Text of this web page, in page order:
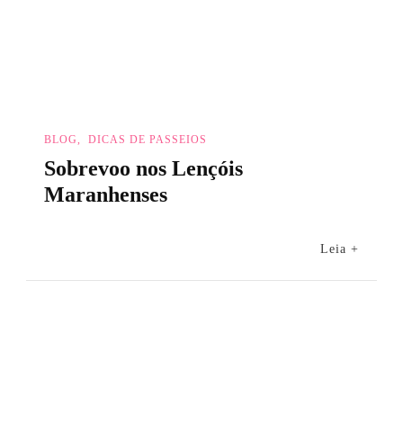
BLOG DICAS DE PASSEIOS
Sobrevoo nos Lençóis
Maranhenses
Leia +